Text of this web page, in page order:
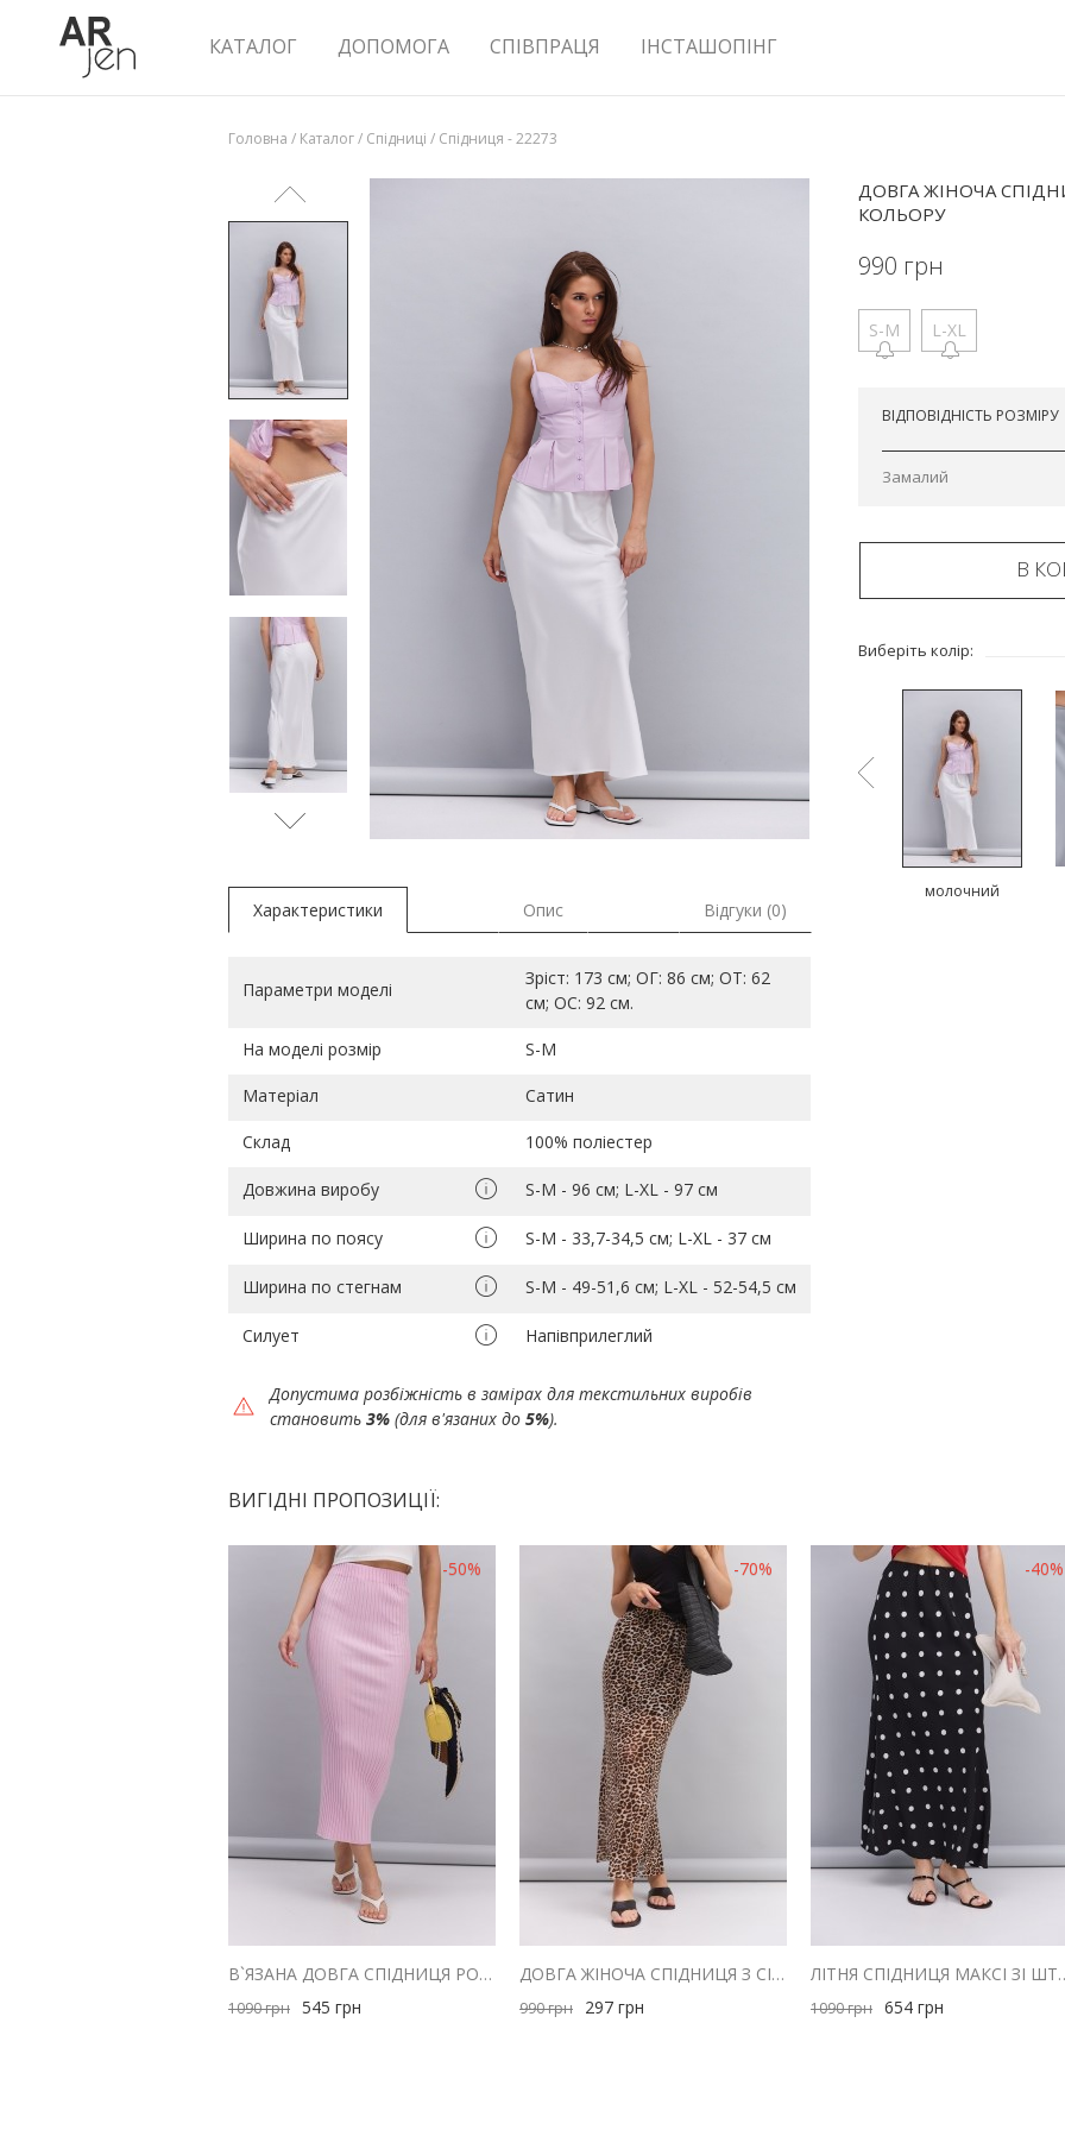
КАТАЛОГ ДОПОМОГА СПІВПРАЦЯ ІНСТАШОПІНГ
Головна / Каталог/ Спідниці / Спідниця - 22273
ДОВГА ЖІНОЧА
КОЛЬОРУ
990 грн
S-M L-XL
ВІДПОВІДНІСТЬ РОЗМІРУ
Замалий
В
Виберіть колір:
молочний
Характеристики Опис Відгуки (0)
Параметри моделі
Зріст: 173 см; ОГ: 86 см; ОТ: 62
см; ОС: 92 см.
На моделі розмір S-M
Матеріал Сатин
Склад 100% поліестер
Довжина виробу S-M - 96 см; L-ХL - 97 см
Ширина по поясу S-M - 33,7-34,5 см; L-ХL - 37 см
Ширина по стегнам S-M - 49-51,6 см; L-ХL - 52-54,5 см
Силует Напівприлеглий
Допустима розбіжність в замірах для текстильних виробів
становить 3% (для в'язаних до 5%).
ВИГІДНІ ПРОПОЗИЦІЇ:
-50%
В`ЯЗАНА ДОВГА СПІДНИЦЯ РОЖЕВА В ШИРОКИЙ РУБЧИК
1090грн 545 грн
-70%
ДОВГА ЖІНОЧА СПІДНИЦЯ З СІТОЧКИ СВІТЛО-БЕЖЕВА З ЛЕОПАРДОВИМ ПРИНТОМ
990грн 297 грн
-40%
ЛІТНЯ СПІДНИЦЯ
1090грн 654 грн